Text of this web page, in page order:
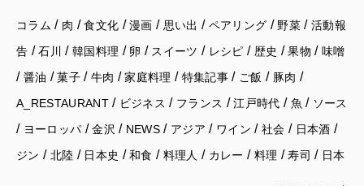
コラム / 肉 /食文化 /漫画 / 思い出 / ペアリング / 野菜/ 活動報
告 /石川 / 韓国料理 / 卵 / スイーツ / レシピ / 歴史 /果物 / 味噌
/ 醤油 /菓子/ 牛肉 /家庭料理 / 特集記事 / ご飯 / 豚肉 /
A_RESTAURANT/ ビジネス / フランス /江戸時代 / 魚 / ソース
/ ヨーロッパ /金沢 / NEWS / アジア / ワイン / 社会 / 日本酒 /
ジン / 北陸 / 日本史 /和食 / 料理人 / カレー / 料理 /寿司 / 日本